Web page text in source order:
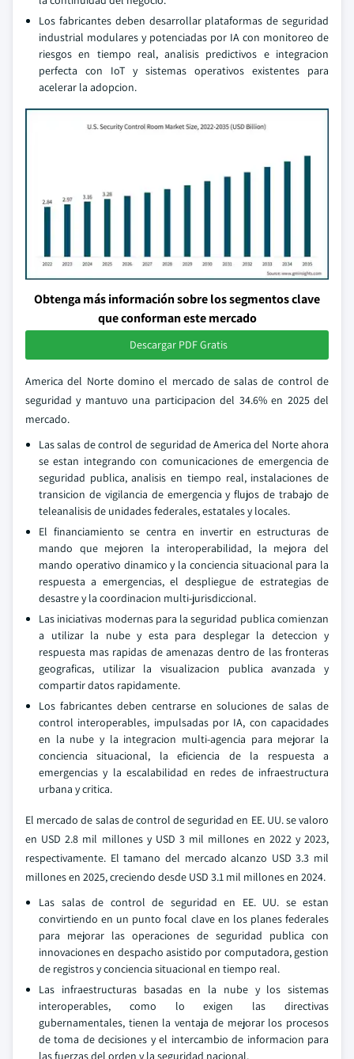
Los fabricantes deben desarrollar plataformas de seguridad
industrial modulares y potenciadas por IA con monitoreo de
riesgos en tiempo real, analisis predictivos e integracion
perfecta con IoT y sistemas operativos existentes para
acelerar la adopcion.
Obtenga más información sobre los segmentos clave
que conforman este mercado
Descargar PDF Gratis
America del Norte domino el mercado de salas de control de
seguridad y mantuvo una participacion del 34.6% en 2025 del
mercado.
Las salas de control de seguridad de America del Norte ahora
se estan integrando con comunicaciones de emergencia de
seguridad publica, analisis en tiempo real, instalaciones de
transicion de vigilancia de emergencia y flujos de trabajo de
teleanalisis de unidades federales, estatales y locales.
El financiamiento se centra en invertir en estructuras de
mando que mejoren la interoperabilidad, la mejora del
mando operativo dinamico y la conciencia situacional para la
respuesta a emergencias, el despliegue de estrategias de
desastre y la coordinacion multi-jurisdiccional.
Las iniciativas modernas para la seguridad publica comienzan
a utilizar la nube y esta para desplegar la deteccion y
respuesta mas rapidas de amenazas dentro de las fronteras
geograficas, utilizar la visualizacion publica avanzada y
compartir datos rapidamente.
Los fabricantes deben centrarse en soluciones de salas de
control interoperables, impulsadas por IA, con capacidades
en la nube y la integracion multi-agencia para mejorar la
conciencia situacional, la eficiencia de la respuesta a
emergencias y la escalabilidad en redes de infraestructura
urbana y critica.
El mercado de salas de control de seguridad en EE. UU. se valoro
en USD 2.8 mil millones y USD 3 mil millones en 2022 y 2023,
respectivamente. El tamano del mercado alcanzo USD 3.3 mil
millones en 2025, creciendo desde USD 3.1 mil millones en 2024.
Las salas de control de seguridad en EE. UU. se estan
convirtiendo en un punto focal clave en los planes federales
para mejorar las operaciones de seguridad publica con
innovaciones en despacho asistido por computadora, gestion
de registros y conciencia situacional en tiempo real.
Las infraestructuras basadas en la nube y los sistemas
interoperables, como lo exigen las directivas
gubernamentales, tienen la ventaja de mejorar los procesos
de toma de decisiones y el intercambio de informacion para
las fuerzas del orden y la seguridad nacional.